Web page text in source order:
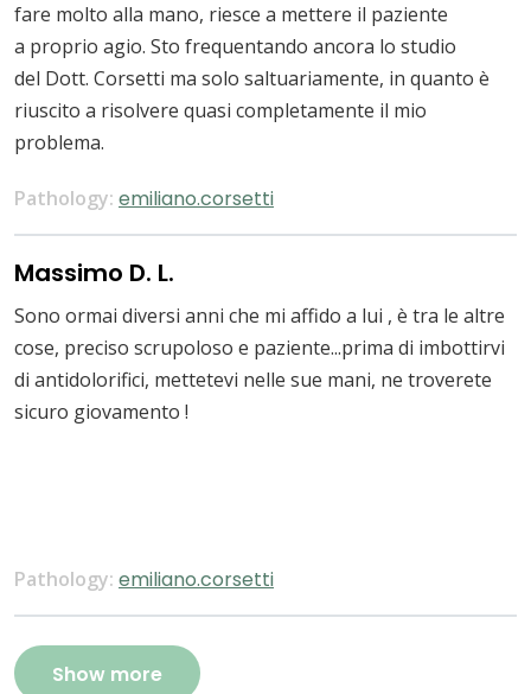
fare molto alla mano, riesce a mettere il paziente
a proprio agio. Sto frequentando ancora lo studio
del Dott. Corsetti ma solo saltuariamente, in quanto è
riuscito a risolvere quasi completamente il mio
problema.
Pathology: emiliano.corsetti
Massimo D. L.
Sono ormai diversi anni che mi affido a lui , è tra le altre
cose, preciso scrupoloso e paziente...prima di imbottirvi
di antidolorifici, mettetevi nelle sue mani, ne troverete
sicuro giovamento !
Pathology: emiliano.corsetti
Show more